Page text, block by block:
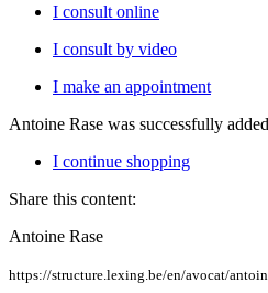
I consult online
I consult by video
I make an appointment
Antoine Rase was successfully
I continue shopping
Share this content:
Antoine Rase
https://structure.lexing.be/en/avocat/